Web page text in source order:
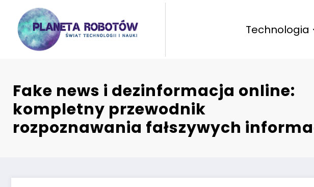
content
Technologia
Fake news i dezinformacja online:
kompletny przewodnik
rozpoznawania fałszywych